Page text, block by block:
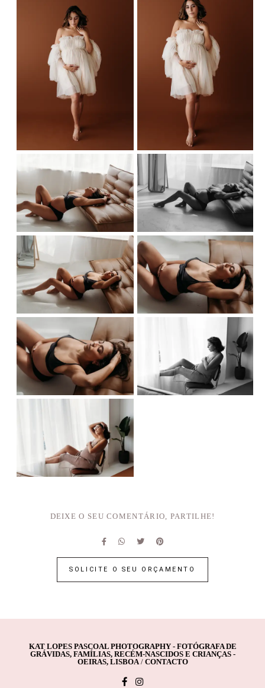
DEIXE O SEU COMENTÁRIO, PARTILHE!
SOLICITE O SEU ORÇAMENTO
KAT LOPES PASCOAL PHOTOGRAPHY - FOTÓGRAFA DE
GRÁVIDAS, FAMÍLIAS, RECÉM-NASCIDOS E CRIANÇAS -
OEIRAS, LISBOA/ CONTACTO